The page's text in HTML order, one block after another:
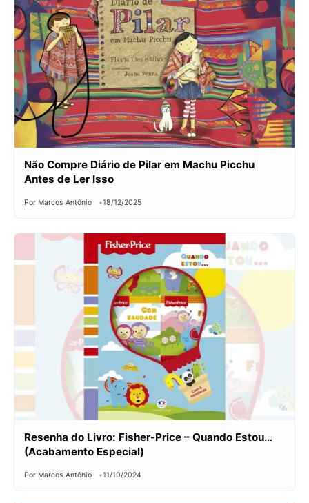
Não Compre Diário de Pilar em Machu Picchu
Antes de Ler Isso
Por Marcos Antônio 18/12/2025
Resenha do Livro: Fisher-Price – Quando Estou…
(Acabamento Especial)
Por Marcos Antônio 11/10/2024